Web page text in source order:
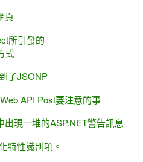
頁
所引發的
式
了JSONP
API Post要注意的事
出現一堆的ASP.NET警告訊息
特性識別項。